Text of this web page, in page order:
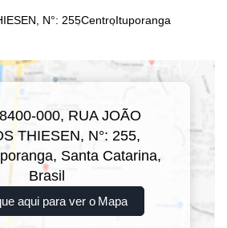
N°: 255CentroItuporanga
000, RUA JOÃO
THIESEN, N°: 255,
, Santa Catarina,
Brasil
aqui para ver o Mapa